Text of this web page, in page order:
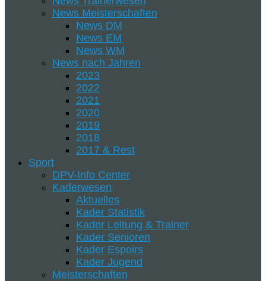
News Meisterschaften
News DM
News EM
News WM
News nach Jahren
2023
2022
2021
2020
2019
2018
2017 & Rest
Sport
DPV-Info Center
Kaderwesen
Aktuelles
Kader Statistik
Kader Leitung & Trainer
Kader Senioren
Kader Espoirs
Kader Jugend
Meisterschaften